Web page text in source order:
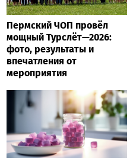
Пермский ЧОП провёл
мощный Турслёт—2026:
фото, результаты и
впечатления от
мероприятия